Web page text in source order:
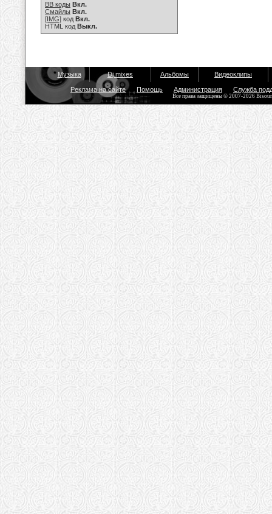
BB коды Вкл.
Смайлы Вкл.
[IMG] код Вкл.
HTML код Выкл.
Музыка Dj mixes Альбомы Видеоклипы
Реклама на сайте Помощь Администрация Служба
Все права защищены © 2007-2026